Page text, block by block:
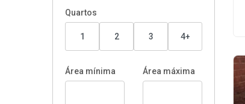
Quartos
1 2 3 4+
Área mínima Área máxima